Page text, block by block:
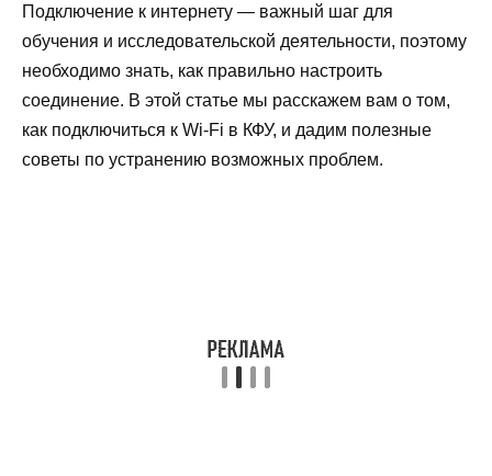
Подключение к интернету — важный шаг для
обучения и исследовательской деятельности, поэтому
необходимо знать, как правильно настроить
соединение. В этой статье мы расскажем вам о том,
как подключиться к Wi-Fi в КФУ, и дадим полезные
советы по устранению возможных проблем.